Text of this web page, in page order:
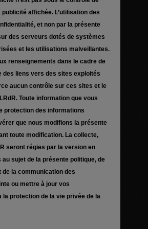
affichée. L’utilisation des
et non par la présente
des serveurs dotés de systèmes
et les utilisations malveillantes.
renseignements dans le cadre de
des liens vers des sites exploités
aucun contrôle sur ces sites et le
Toute information que vous
protection des informations
que nous modifions la présente
toute modification. La collecte,
seront régies par la version en
sujet de la présente politique, de
de la communication des
ou mettre à jour vos
protection de la vie privée de la